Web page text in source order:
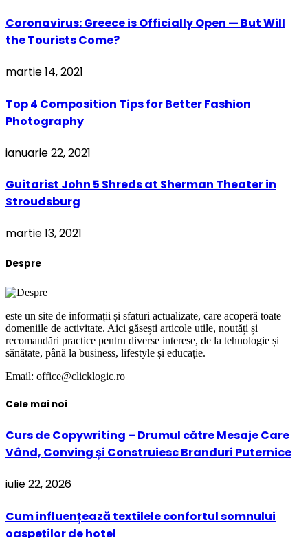
Coronavirus: Greece is Officially Open — But Will
the Tourists Come?
martie 14, 2021
Top 4 Composition Tips for Better Fashion
Photography
ianuarie 22, 2021
Guitarist John 5 Shreds at Sherman Theater in
Stroudsburg
martie 13, 2021
Despre
este un site de informații și sfaturi actualizate, care acoperă toate
domeniile de activitate. Aici găsești articole utile, noutăți și
recomandări practice pentru diverse interese, de la tehnologie și
sănătate, până la business, lifestyle și educație.
Email: office@clicklogic.ro
Cele mai noi
Curs de Copywriting – Drumul către Mesaje Care
Vând, Conving și Construiesc Branduri Puternice
iulie 22, 2026
Cum influențează textilele confortul somnului
oaspeților de hotel